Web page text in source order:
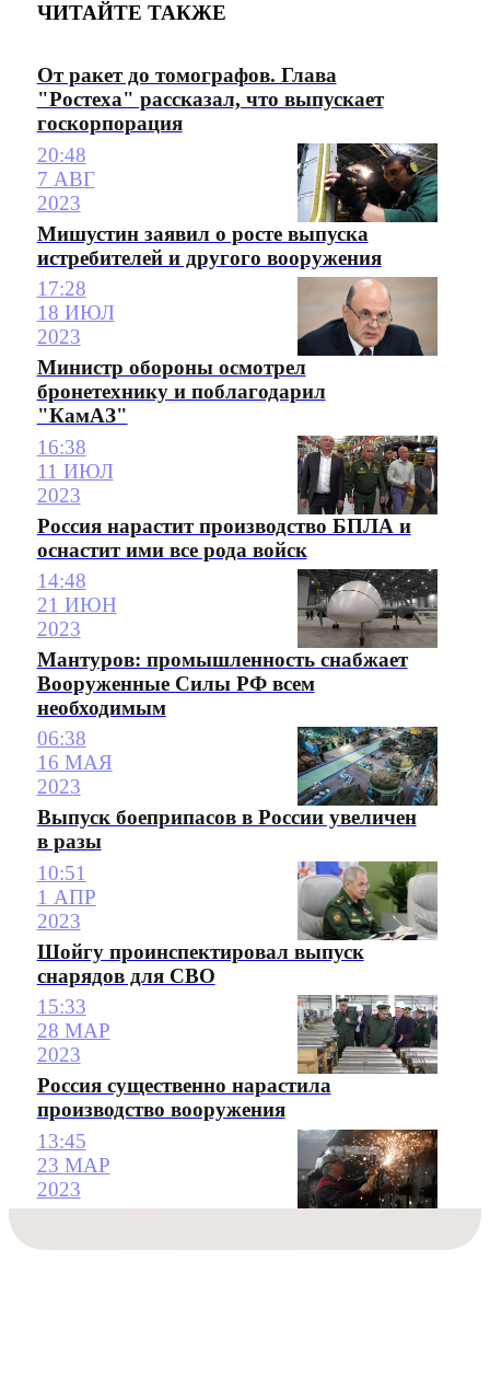
ЧИТАЙТЕ ТАКЖЕ
От ракет до томографов. Глава
"Ростеха" рассказал, что выпускает
госкорпорация
20:48
7 АВГ
2023
Мишустин заявил о росте выпуска
истребителей и другого вооружения
17:28
18 ИЮЛ
2023
Министр обороны осмотрел
бронетехнику и поблагодарил
"КамАЗ"
16:38
11 ИЮЛ
2023
Россия нарастит производство БПЛА и
оснастит ими все рода войск
14:48
21 ИЮН
2023
Мантуров: промышленность снабжает
Вооруженные Силы РФ всем
необходимым
06:38
16 МАЯ
2023
Выпуск боеприпасов в России увеличен
в разы
10:51
1 АПР
2023
Шойгу проинспектировал выпуск
снарядов для СВО
15:33
28 МАР
2023
Россия существенно нарастила
производство вооружения
13:45
23 МАР
2023